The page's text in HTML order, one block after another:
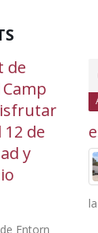
la
ciudadano
de la tarde de
se abrirán al
[...]